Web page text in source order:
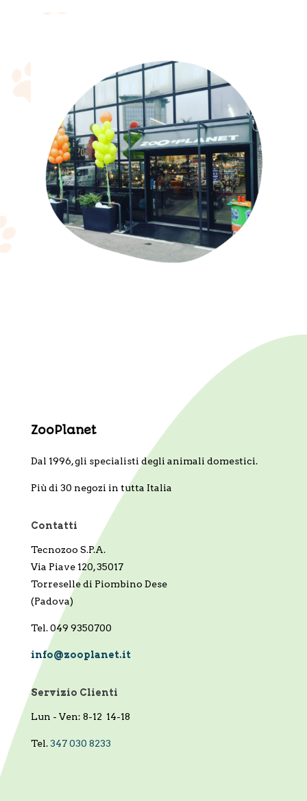
ZooPlanet
Dal 1996, gli specialisti degli animali domestici.
Più di 30 negozi in tutta Italia
Contatti
Tecnozoo S.P.A.
Via Piave 120, 35017
Torreselle di Piombino Dese
(Padova)
Tel. 049 9350700
info@zooplanet.it
Servizio Clienti
Lun - Ven: 8-12 14-18
Tel.347 030 8233